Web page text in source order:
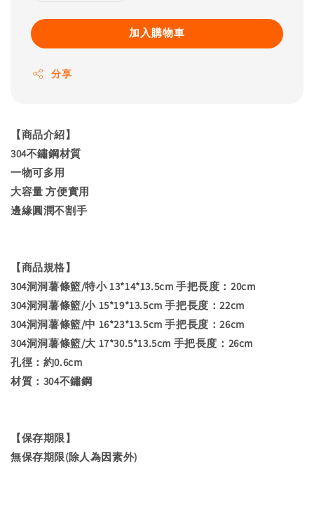
加入購物車
分享
【商品介紹】
304不鏽鋼材質
一物可多用
大容量 方便實用
邊緣圓潤不割手
【商品規格】
304洞洞薯條籃/特小 13*14*13.5cm 手把長度：20cm
304洞洞薯條籃/小 15*19*13.5cm 手把長度：22cm
304洞洞薯條籃/中 16*23*13.5cm 手把長度：26cm
304洞洞薯條籃/大 17*30.5*13.5cm 手把長度：26cm
孔徑：約0.6cm
材質：304不鏽鋼
【保存期限】
無保存期限(除人為因素外)